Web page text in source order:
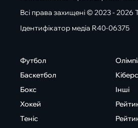
Всі права захищені © 2023 -
Ідентифікатор медіа R40-06375
Футбол
Баскетбол
Бокс
Хокей
Теніс
Інші